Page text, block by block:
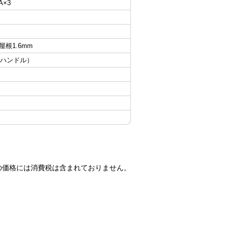
根1.6mm
ンドル）
格には消費税は含まれておりません。